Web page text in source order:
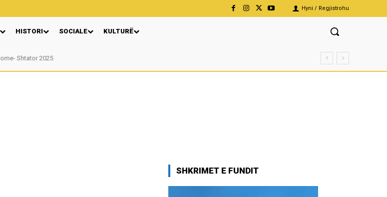
Hyni / Regjistrohu
HISTORI SOCIALE KULTURË
SHKRIMET E FUNDIT